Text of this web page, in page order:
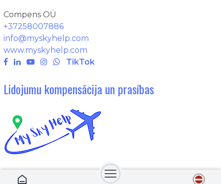
Compens OÜ
+37258007886
info@myskyhelp.com
www.myskyhelp.com
TikTok
Lidojumu kompensācija un prasības